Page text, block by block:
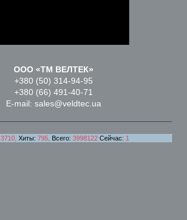
ООО «ТМ ВЕЛТЕК»
+380 (50) 314-94-95
+380 (66) 491-40-71
E-mail: sales@veldtec.ua
3710, Хиты: 795, Всего: 3998122 Сейчас: 1